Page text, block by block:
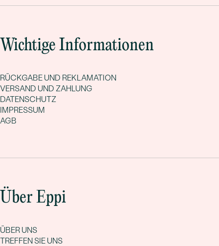
Wichtige Informationen
RÜCKGABE UND REKLAMATION
VERSAND UND ZAHLUNG
DATENSCHUTZ
IMPRESSUM
AGB
Über Eppi
ÜBER UNS
TREFFEN SIE UNS